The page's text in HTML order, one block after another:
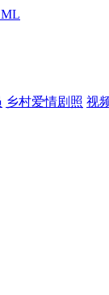
乡村爱情剧照 视